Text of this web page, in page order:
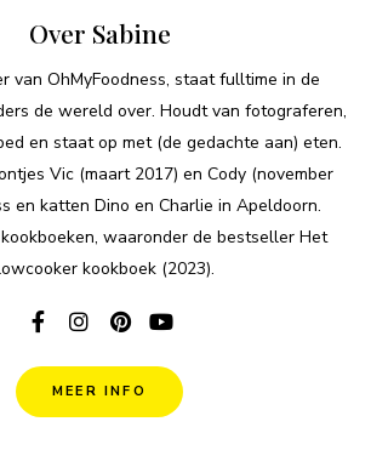
Over Sabine
van OhMyFoodness, staat fulltime in de
de wereld over. Houdt van fotograferen,
en staat op met (de gedachte aan) eten.
Vic (maart 2017) en Cody (november
en katten Dino en Charlie in Apeldoorn.
waaronder de bestseller Het
kookboek (2023).
MEER INFO